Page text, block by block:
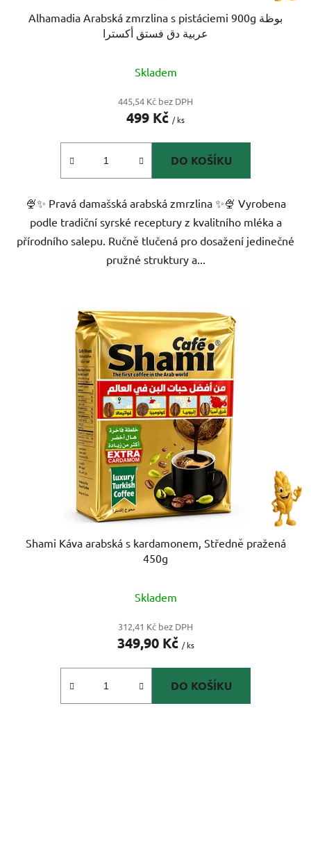
Alhamadia Arabská zmrzlina s pistáciemi 900g بوظة
عربية دق فستق أكسترا
Skladem
445,54 Kč bez DPH
499 Kč / ks
DO KOŠÍKU
🍨✨ Pravá damašská arabská zmrzlina ✨🍨 Vyrobena
podle tradiční syrské receptury z kvalitního mléka a
přírodního salepu. Ručně tlučená pro dosažení jedinečné
pružné struktury a...
Shami Káva arabská s kardamonem, Středně pražená
450g
Skladem
312,41 Kč bez DPH
349,90 Kč / ks
DO KOŠÍKU